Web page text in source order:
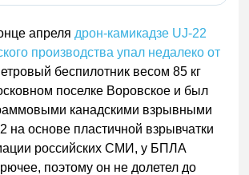
апреля дрон-камикадзе UJ-22
производства упал недалеко от
беспилотник весом 85 кг
поселке Воровское и был
канадскими взрывными
на основе пластичной взрывчатки
российских СМИ, у БПЛА
поэтому он не долетел до